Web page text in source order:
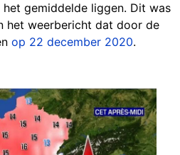
gemiddelde liggen. Dit was
het weerbericht dat door de
op 22 december 2020.